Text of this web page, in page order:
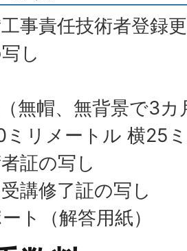
事責任技術者登録
し
無帽、無背景で3
ミリメートル 横25
証の写し
講修了証の写し
ト（解答用紙）